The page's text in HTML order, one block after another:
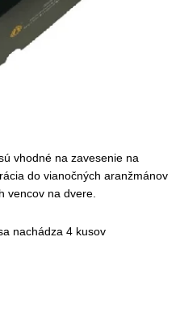
vhodné na zavesenie na
do vianočných aranžmánov
vencov na dvere.
nachádza 4 kusov